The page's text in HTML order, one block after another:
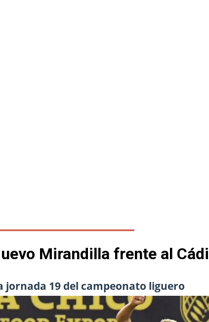
Femenino para la 2026/27
choque ante el Bayer Leverkusen
Mirandilla frente al
jornada 19 del campeonato liguero